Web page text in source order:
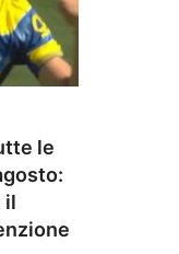
le
il